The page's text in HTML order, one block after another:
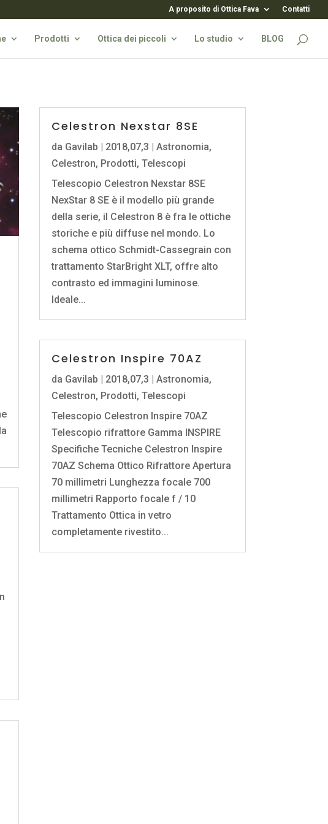
A proposito di Ottica Fava Contatti
Prodotti Ottica dei piccoli Lo studio BLOG
Celestron Nexstar 8SE
da Gavilab | 2018,07,3 | Astronomia,
Celestron, Prodotti, Telescopi
Telescopio Celestron Nexstar 8SE
NexStar 8 SE è il modello più grande
della serie, il Celestron 8 è fra le ottiche
storiche e più diffuse nel mondo. Lo
schema ottico Schmidt-Cassegrain con
trattamento StarBright XLT, offre alto
contrasto ed immagini luminose.
Ideale...
Celestron Inspire 70AZ
da Gavilab | 2018,07,3 | Astronomia,
Celestron, Prodotti, Telescopi
Telescopio Celestron Inspire 70AZ
Telescopio rifrattore Gamma INSPIRE
Specifiche Tecniche Celestron Inspire
70AZ Schema Ottico Rifrattore Apertura
70 millimetri Lunghezza focale 700
millimetri Rapporto focale f / 10
Trattamento Ottica in vetro
completamente rivestito...